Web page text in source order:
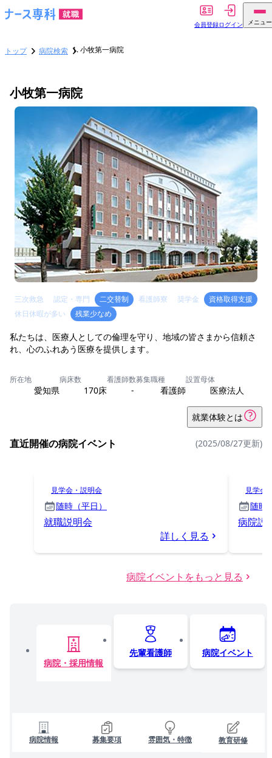
会員登録ログイン メニュー
トップ 病院検索 小牧第一病院
小牧第一病院
三次救急 認定・専門 二交替制 看護師寮 奨学金
資格取得支援
休日休暇が多い
残業少なめ
私たちは、医療人としての倫理を守り、地域の皆さまから信頼さ
れ、心のふれあう医療を提供します。
所在地
愛知県
病床数
170床
看護師数
-
募集職種
看護師
設置母体
医療法人
就業体験とは
直近開催の病院イベント (2025/08/27更新)
見学会・説明会
随時（平日）
就職説明会
詳しく見る
見学会
随時
病院説
病院イベントをもっと見る
病院・採用情報
先輩看護師 病院イベント
病院情報 募集要項 雰囲気・特徴 教育研修